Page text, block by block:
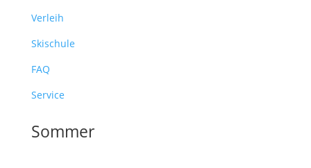
Verleih
Skischule
FAQ
Service
Sommer